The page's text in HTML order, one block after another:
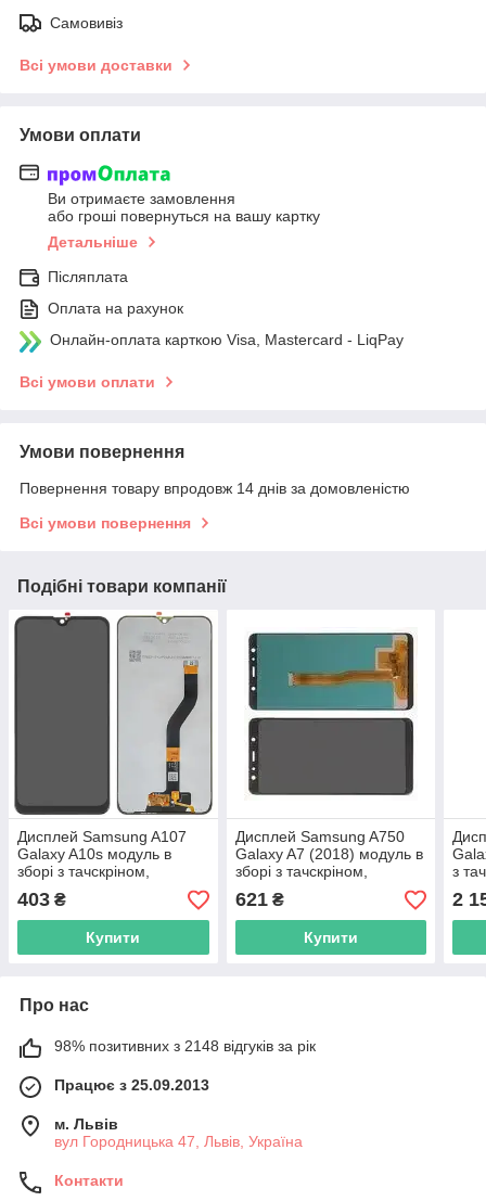
Самовивіз
Всі умови доставки
Умови оплати
Ви отримаєте замовлення
або гроші повернуться на вашу картку
Детальніше
Післяплата
Оплата на рахунок
Онлайн-оплата карткою Visa, Mastercard - LiqPay
Всі умови оплати
Умови повернення
Повернення товару впродовж 14 днів за домовленістю
Всі умови повернення
Подібні товари компанії
Дисплей Samsung A107
Galaxy A10s модуль в
зборі з тачскріном,
чорний, TFT
403 ₴
Купити
Дисплей Samsung A750
Galaxy A7 (2018) модуль в
зборі з тачскріном,
чорний, TFT AAA
621₴
Купити
з
2
Про нас
98% позитивних з 2148 відгуків за рік
Працює з 25.09.2013
м. Львів
вул Городницька 47, Львів, Україна
Контакти